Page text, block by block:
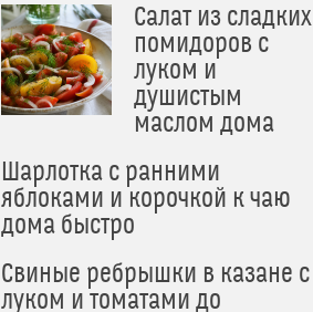
Салат из сладких
помидоров с
луком и
душистым
маслом дома
Шарлотка с ранними
яблоками и корочкой к чаю
дома быстро
Свиные ребрышки в казане с
луком и томатами до